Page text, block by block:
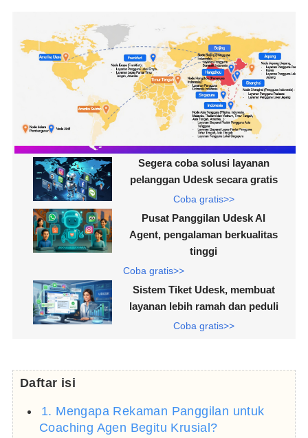
Segera coba solusi layanan
pelanggan Udesk secara gratis
Coba gratis>>
Pusat Panggilan Udesk AI
Agent, pengalaman berkualitas
tinggi
Coba gratis>>
Sistem Tiket Udesk, membuat
layanan lebih ramah dan peduli
Coba gratis>>
Daftar isi
1. Mengapa Rekaman Panggilan untuk
Coaching Agen Begitu Krusial?